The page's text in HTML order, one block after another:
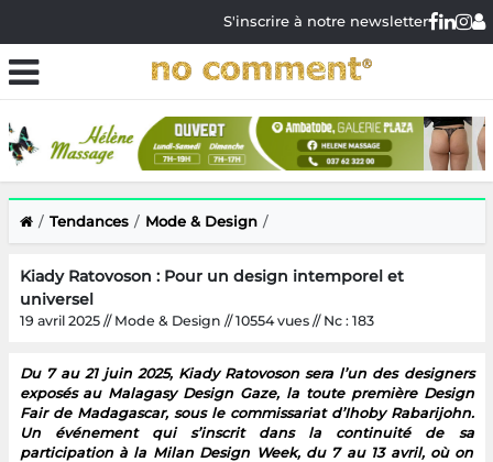
S'inscrire à notre newsletter
Tendances Mode & Design
Kiady Ratovoson : Pour un design intemporel et
universel
19 avril 2025 // Mode & Design // 10554 vues // Nc : 183
Du 7 au 21 juin 2025, Kiady Ratovoson sera l’un des designers
exposés au Malagasy Design Gaze, la toute première Design
Fair de Madagascar, sous le commissariat d’Ihoby Rabarijohn.
Un événement qui s’inscrit dans la continuité de sa
participation à la Milan Design Week, du 7 au 13 avril, où on